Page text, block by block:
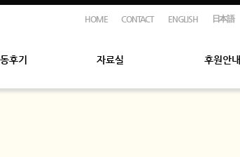
HOME CONTACT ENGLISH 日本語
후기 자료실 후원안내